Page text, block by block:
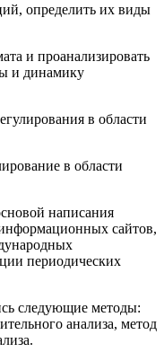
определить их виды
и проанализировать
и динамику
в области
в области
написания
сайтов,
периодических
следующие методы:
анализа, метод